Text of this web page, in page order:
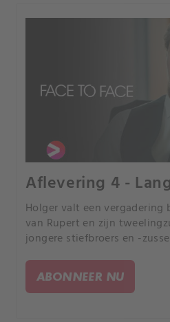
Aflevering 4 -
Holger valt een
van Rupert en zijn
jongere stiefbroers en -
ABONNEER NU